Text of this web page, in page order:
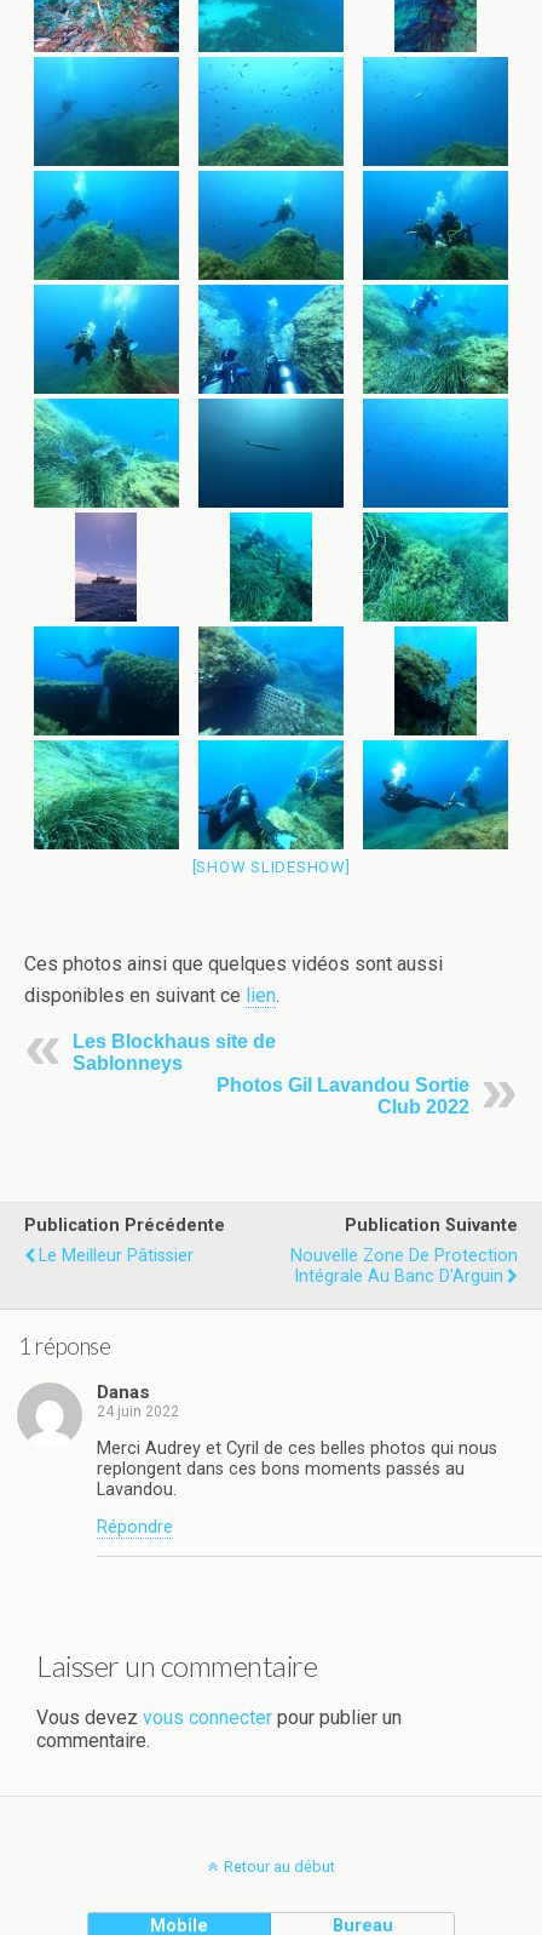
[SHOW SLIDESHOW]
Ces photos ainsi que quelques vidéos sont aussi
disponibles en suivant ce lien.
Les Blockhaus site de
Sablonneys
Photos Gil Lavandou Sortie
Club 2022
Publication Précédente
Le Meilleur Pâtissier
Publication Suivante
Nouvelle Zone De Protection
Intégrale Au Banc D'Arguin
1 réponse
Danas
24 juin 2022
Merci Audrey et Cyril de ces belles photos qui nous
replongent dans ces bons moments passés au
Lavandou.
Répondre
Laisser un commentaire
Vous devez vous connecter pour publier un
commentaire.
Retour au début
Mobile Bureau